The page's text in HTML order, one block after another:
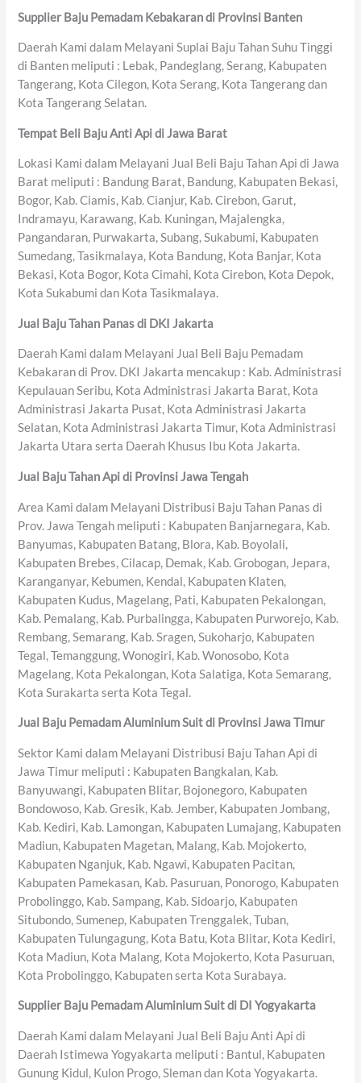
Supplier Baju Pemadam Kebakaran di Provinsi Banten
Daerah Kami dalam Melayani Suplai Baju Tahan Suhu Tinggi
di Banten meliputi : Lebak, Pandeglang, Serang, Kabupaten
Tangerang, Kota Cilegon, Kota Serang, Kota Tangerang dan
Kota Tangerang Selatan.
Tempat Beli Baju Anti Api di Jawa Barat
Lokasi Kami dalam Melayani Jual Beli Baju Tahan Api di Jawa
Barat meliputi : Bandung Barat, Bandung, Kabupaten Bekasi,
Bogor, Kab. Ciamis, Kab. Cianjur, Kab. Cirebon, Garut,
Indramayu, Karawang, Kab. Kuningan, Majalengka,
Pangandaran, Purwakarta, Subang, Sukabumi, Kabupaten
Sumedang, Tasikmalaya, Kota Bandung, Kota Banjar, Kota
Bekasi, Kota Bogor, Kota Cimahi, Kota Cirebon, Kota Depok,
Kota Sukabumi dan Kota Tasikmalaya.
Jual Baju Tahan Panas di DKI Jakarta
Daerah Kami dalam Melayani Jual Beli Baju Pemadam
Kebakaran di Prov. DKI Jakarta mencakup : Kab. Administrasi
Kepulauan Seribu, Kota Administrasi Jakarta Barat, Kota
Administrasi Jakarta Pusat, Kota Administrasi Jakarta
Selatan, Kota Administrasi Jakarta Timur, Kota Administrasi
Jakarta Utara serta Daerah Khusus Ibu Kota Jakarta.
Jual Baju Tahan Api di Provinsi Jawa Tengah
Area Kami dalam Melayani Distribusi Baju Tahan Panas di
Prov. Jawa Tengah meliputi : Kabupaten Banjarnegara, Kab.
Banyumas, Kabupaten Batang, Blora, Kab. Boyolali,
Kabupaten Brebes, Cilacap, Demak, Kab. Grobogan, Jepara,
Karanganyar, Kebumen, Kendal, Kabupaten Klaten,
Kabupaten Kudus, Magelang, Pati, Kabupaten Pekalongan,
Kab. Pemalang, Kab. Purbalingga, Kabupaten Purworejo, Kab.
Rembang, Semarang, Kab. Sragen, Sukoharjo, Kabupaten
Tegal, Temanggung, Wonogiri, Kab. Wonosobo, Kota
Magelang, Kota Pekalongan, Kota Salatiga, Kota Semarang,
Kota Surakarta serta Kota Tegal.
Jual Baju Pemadam Aluminium Suit di Provinsi Jawa Timur
Sektor Kami dalam Melayani Distribusi Baju Tahan Api di
Jawa Timur meliputi : Kabupaten Bangkalan, Kab.
Banyuwangi, Kabupaten Blitar, Bojonegoro, Kabupaten
Bondowoso, Kab. Gresik, Kab. Jember, Kabupaten Jombang,
Kab. Kediri, Kab. Lamongan, Kabupaten Lumajang, Kabupaten
Madiun, Kabupaten Magetan, Malang, Kab. Mojokerto,
Kabupaten Nganjuk, Kab. Ngawi, Kabupaten Pacitan,
Kabupaten Pamekasan, Kab. Pasuruan, Ponorogo, Kabupaten
Probolinggo, Kab. Sampang, Kab. Sidoarjo, Kabupaten
Situbondo, Sumenep, Kabupaten Trenggalek, Tuban,
Kabupaten Tulungagung, Kota Batu, Kota Blitar, Kota Kediri,
Kota Madiun, Kota Malang, Kota Mojokerto, Kota Pasuruan,
Kota Probolinggo, Kabupaten serta Kota Surabaya.
Supplier Baju Pemadam Aluminium Suit di DI Yogyakarta
Daerah Kami dalam Melayani Jual Beli Baju Anti Api di
Daerah Istimewa Yogyakarta meliputi : Bantul, Kabupaten
Gunung Kidul, Kulon Progo, Sleman dan Kota Yogyakarta.